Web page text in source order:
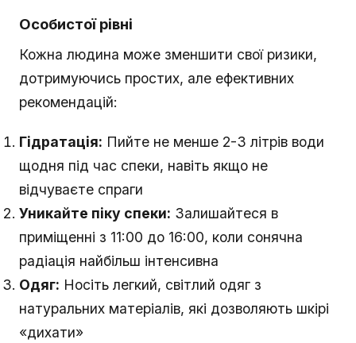
Особистої рівні
Кожна людина може зменшити свої ризики,
дотримуючись простих, але ефективних
рекомендацій:
Гідратація: Пийте не менше 2-3 літрів води
щодня під час спеки, навіть якщо не
відчуваєте спраги
Уникайте піку спеки: Залишайтеся в
приміщенні з 11:00 до 16:00, коли сонячна
радіація найбільш інтенсивна
Одяг: Носіть легкий, світлий одяг з
натуральних матеріалів, які дозволяють шкірі
«дихати»